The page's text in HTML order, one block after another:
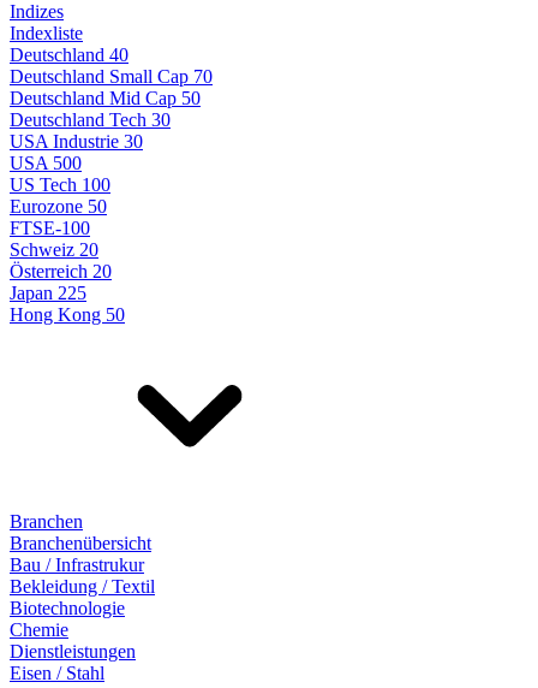
Indizes
Indexliste
Deutschland 40
Deutschland Small Cap 70
Deutschland Mid Cap 50
Deutschland Tech 30
USA Industrie 30
USA 500
US Tech 100
Eurozone 50
FTSE-100
Schweiz 20
Österreich 20
Japan 225
Hong Kong 50
Branchen
Branchenübersicht
Bau / Infrastrukur
Bekleidung / Textil
Biotechnologie
Chemie
Dienstleistungen
Eisen / Stahl